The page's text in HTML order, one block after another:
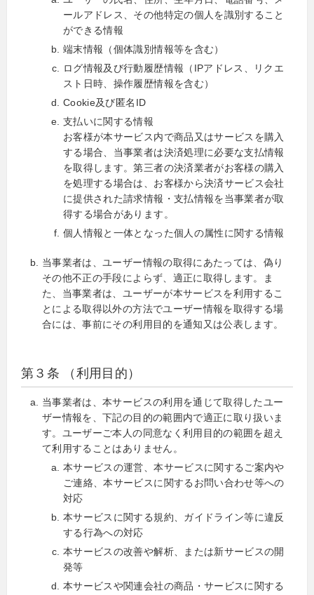
ールアドレス、その他特定の個人を識別すること
ができる情報
端末情報（個体識別情報等を含む）
ログ情報及び行動履歴情報（IPアドレス、リクエ
スト日時、操作履歴情報を含む）
Cookie及び匿名ID
支払いに関する情報
お客様が本サービス内で商品又はサービスを購入
する場合、当事業者は決済処理に必要な支払情報
を取得します。第三者の決済業者がお客様の購入
を処理する場合は、お客様から決済サービス会社
に提供された請求情報・支払情報を当事業者が取
得する場合があります。
個人情報と一体となった個人の属性に関する情報
当事業者は、ユーザー情報の取得にあたっては、偽り
その他不正の手段によらず、適正に取得します。ま
た、当事業者は、ユーザーが本サービスを利用するこ
とによる取得以外の方法でユーザー情報を取得する場
合には、事前にその利用目的を通知又は公表します。
第３条 （利用目的）
当事業者は、本サービスの利用を通じて取得したユー
ザー情報を、下記の目的の範囲内で適正に取り扱いま
す。ユーザーご本人の同意なく利用目的の範囲を超え
て利用することはありません。
本サービスの運営、本サービスに関するご案内や
ご連絡、本サービスに関するお問い合わせ等への
対応
本サービスに関する規約、ガイドライン等に違反
する行為への対応
本サービスの改善や解析、または新サービスの開
発等
本サービスや関連会社の商品・サービスに関する